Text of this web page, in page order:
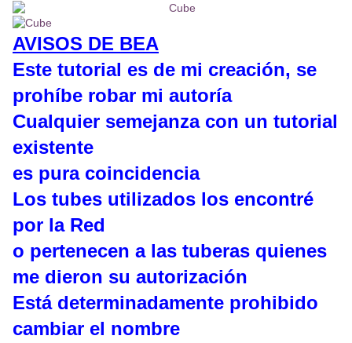
AVISOS DE BEA
Este tutorial es de mi creación, se
prohíbe robar mi autoría
Cualquier semejanza con un tutorial
existente
es pura coincidencia
Los tubes utilizados los encontré
por la Red
o pertenecen a las tuberas quienes
me dieron su autorización
Está determinadamente prohibido
cambiar el nombre